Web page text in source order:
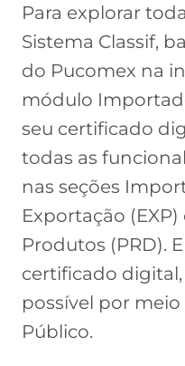
Para explorar
Sistema Classif,
do Pucomex na
módulo
seu certificado
todas as
nas seções
Exportação
Produtos (PRD).
certificado
possível por
Público.